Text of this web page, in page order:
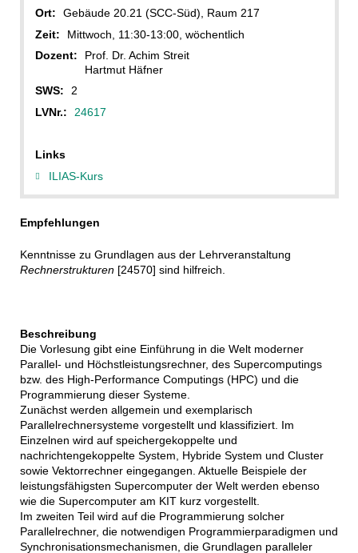
Ort:
Gebäude 20.21 (SCC-Süd), Raum 217
Zeit:
Mittwoch, 11:30-13:00, wöchentlich
Dozent:
Prof. Dr. Achim Streit
Hartmut Häfner
SWS:
2
LVNr.:
24617
Links
ILIAS-Kurs
Empfehlungen
Kenntnisse zu Grundlagen aus der Lehrveranstaltung
Rechnerstrukturen[24570] sind hilfreich.
Beschreibung
Die Vorlesung gibt eine Einführung in die Welt moderner
Parallel- und Höchstleistungsrechner, des Supercomputings
bzw. des High-Performance Computings (HPC) und die
Programmierung dieser Systeme.
Zunächst werden allgemein und exemplarisch
Parallelrechnersysteme vorgestellt und klassifiziert. Im
Einzelnen wird auf speichergekoppelte und
nachrichtengekoppelte System, Hybride System und Cluster
sowie Vektorrechner eingegangen. Aktuelle Beispiele der
leistungsfähigsten Supercomputer der Welt werden ebenso
wie die Supercomputer am KIT kurz vorgestellt.
Im zweiten Teil wird auf die Programmierung solcher
Parallelrechner, die notwendigen Programmierparadigmen und
Synchronisationsmechanismen, die Grundlagen paralleler